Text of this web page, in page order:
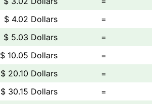
$ 4.02 Dollars
=
$ 5.03 Dollars
=
$ 10.05 Dollars
=
$ 20.10 Dollars
=
$ 30.15 Dollars
=